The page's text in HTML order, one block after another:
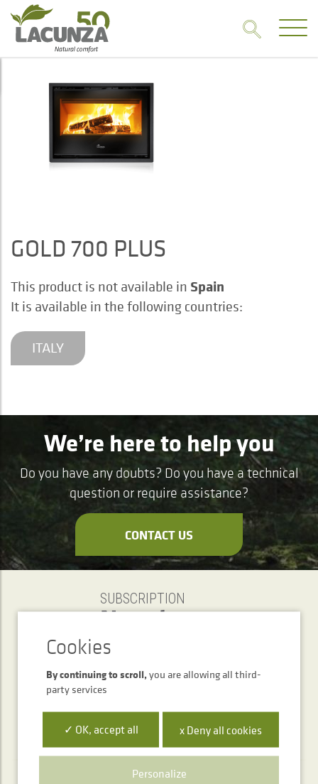
GOLD 700 PLUS
This product is not available in Spain
It is available in the following countries:
ITALY
We’re here to help you
Do you have any doubts? Do you have a technical
question or require assistance?
CONTACT US
SUBSCRIPTION
Newsletter
SEND
By continuing to scroll,you are allowing all third-
party services
✓ OK, accept all x Deny all cookies
Personalize